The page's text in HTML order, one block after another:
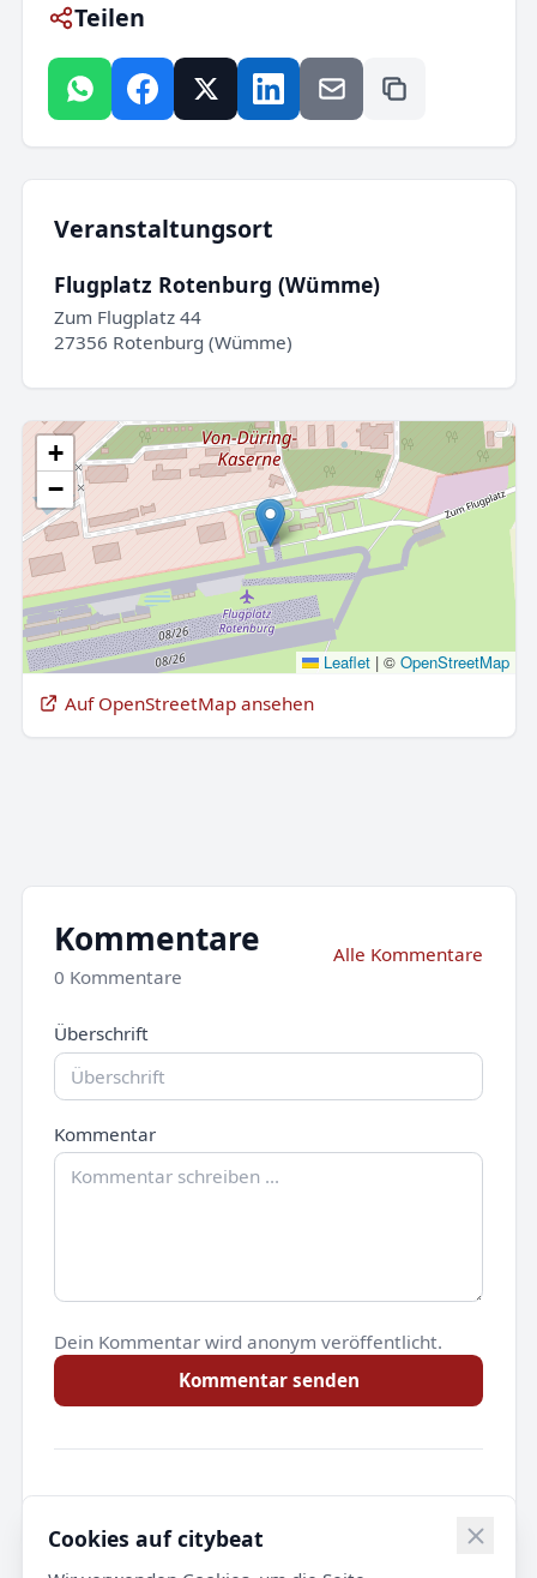
Teilen
Veranstaltungsort
Flugplatz Rotenburg (Wümme)
Zum Flugplatz 44
27356 Rotenburg (Wümme)
+
−
Leaflet |© OpenStreetMap
Auf OpenStreetMap ansehen
Kommentare
0 Kommentare
Alle Kommentare
Überschrift
Kommentar
Dein Kommentar wird anonym veröffentlicht.
Kommentar senden
Noch keine Kommentare.
Cookies auf citybeat